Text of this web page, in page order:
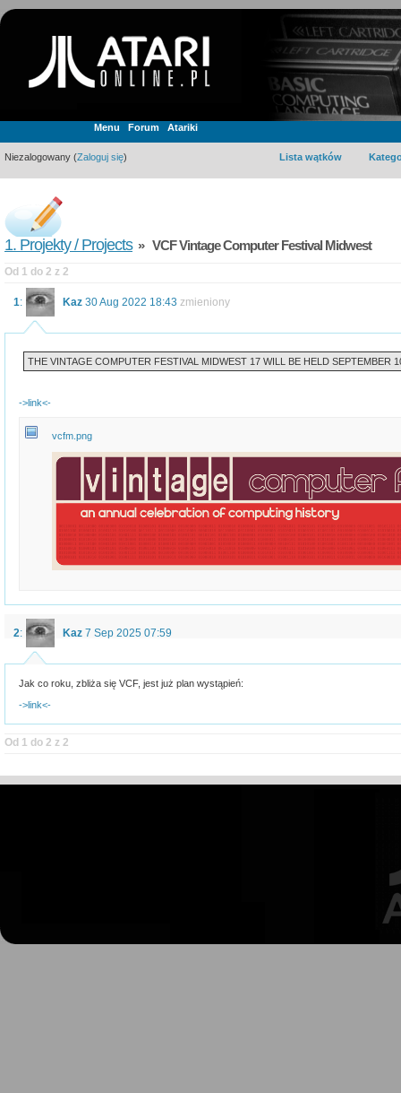
Menu Forum Atariki
Niezalogowany (Zaloguj się) Lista wątków
1. Projekty / Projects» VCF Vintage Computer Festival Midwest
Od 1 do 2 z 2
1: Kaz 30 Aug 2022 18:43 zmieniony
THE VINTAGE COMPUTER FESTIVAL MIDWEST 17 WILL BE HELD SEPTEMBER
->link<-
vcfm.png
2: Kaz 7 Sep 2025 07:59
Jak co roku, zbliża się VCF, jest już plan wystąpień:
->link<-
Od 1 do 2 z 2